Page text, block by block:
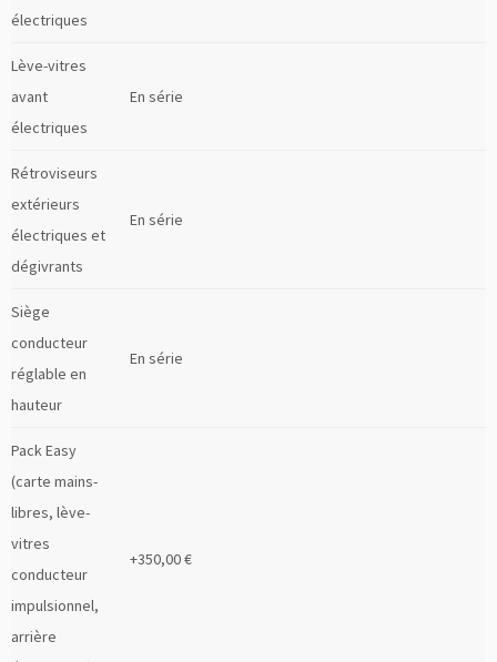
électriques
Lève-vitres
avant
électriques
En série
Rétroviseurs
extérieurs
électriques et
dégivrants
En série
Siège
conducteur
réglable en
hauteur
En série
Pack Easy
(carte mains-
libres, lève-
vitres
conducteur
impulsionnel,
arrière
+350,00 €